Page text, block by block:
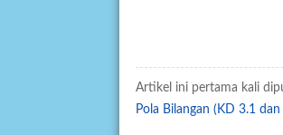
Artikel ini pertama kali
Pola Bilangan (KD 3.1